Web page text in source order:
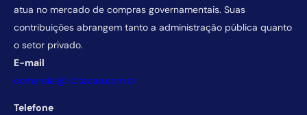
atua no mercado de compras governamentais. Suas
contribuições abrangem tanto a administração pública quanto
o setor privado.
E-mail
comercial@licitacao.com.br
Telefone